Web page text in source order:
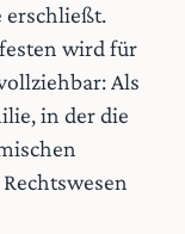
erschließt.
wird für
Als
in der die